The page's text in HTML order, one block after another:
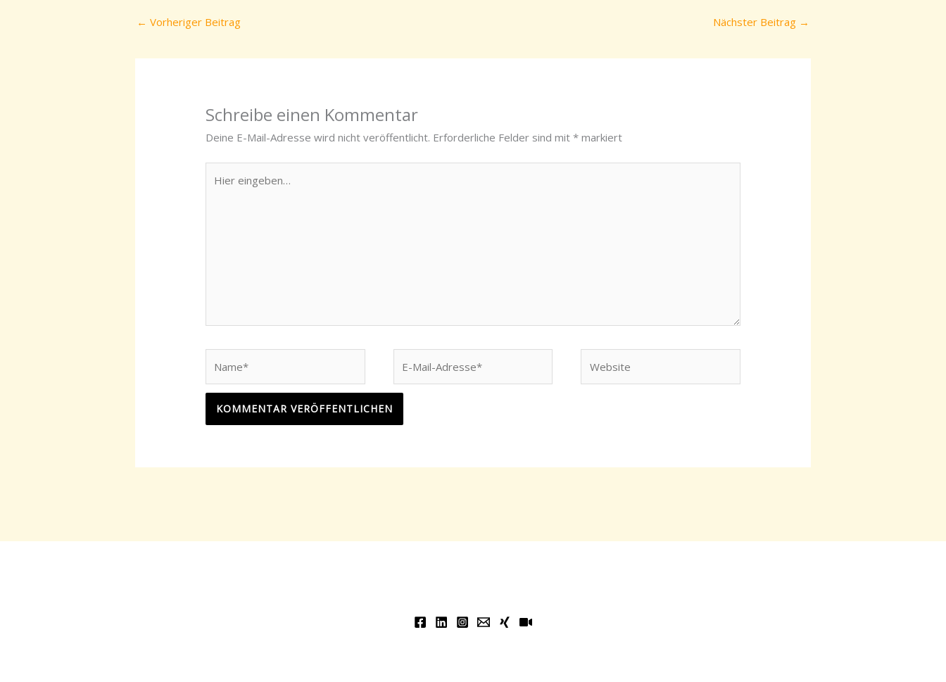
← Vorheriger Beitrag Nächster Beitrag →
Schreibe einen Kommentar
Deine E-Mail-Adresse wird nicht veröffentlicht. Erforderliche Felder sind mit* markiert
eingeben…
Mail-
Adresse*